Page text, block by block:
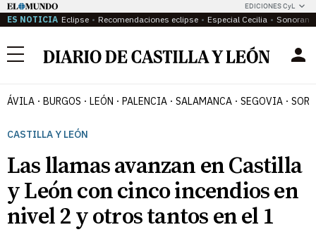
EDICIONES CyL
ES NOTICIA Eclipse Recomendaciones eclipse Especial Cecilia
Menú
ÁVILA BURGOS LEÓN PALENCIA SALAMANCA SEGOVIA
CASTILLA Y LEÓN
Las llamas avanzan en Castilla
y León con cinco incendios en
nivel 2 y otros tantos en el 1